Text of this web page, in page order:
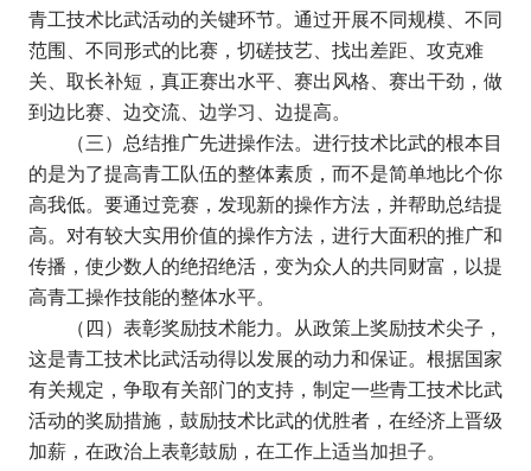
青工技术比武活动的关键环节。通过开展不同规模、不同
范围、不同形式的比赛，切磋技艺、找出差距、攻克难
关、取长补短，真正赛出水平、赛出风格、赛出干劲，做
到边比赛、边交流、边学习、边提高。
（三）总结推广先进操作法。进行技术比武的根本目
的是为了提高青工队伍的整体素质，而不是简单地比个你
高我低。要通过竞赛，发现新的操作方法，并帮助总结提
高。对有较大实用价值的操作方法，进行大面积的推广和
传播，使少数人的绝招绝活，变为众人的共同财富，以提
高青工操作技能的整体水平。
（四）表彰奖励技术能力。从政策上奖励技术尖子，
这是青工技术比武活动得以发展的动力和保证。根据国家
有关规定，争取有关部门的支持，制定一些青工技术比武
活动的奖励措施，鼓励技术比武的优胜者，在经济上晋级
加薪，在政治上表彰鼓励，在工作上适当加担子。